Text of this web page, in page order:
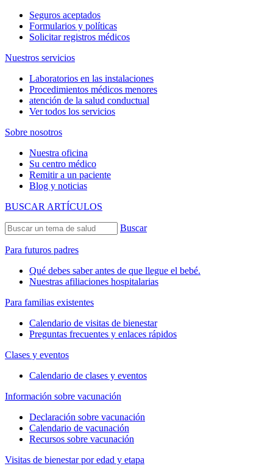
Seguros aceptados
Formularios y políticas
Solicitar registros médicos
Nuestros servicios
Laboratorios en las instalaciones
Procedimientos médicos menores
atención de la salud conductual
Ver todos los servicios
Sobre nosotros
Nuestra oficina
Su centro médico
Remitir a un paciente
Blog y noticias
BUSCAR ARTÍCULOS
Buscar
Para futuros padres
Qué debes saber antes de que llegue el bebé.
Nuestras afiliaciones hospitalarias
Para familias existentes
Calendario de visitas de bienestar
Preguntas frecuentes y enlaces rápidos
Clases y eventos
Calendario de clases y eventos
Información sobre vacunación
Declaración sobre vacunación
Calendario de vacunación
Recursos sobre vacunación
Visitas de bienestar por edad y etapa